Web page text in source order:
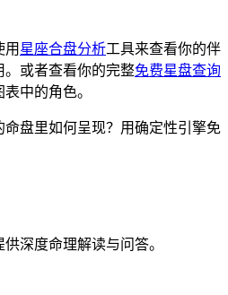
用 星座合盘分析工具来查看你的伴
。或者查看你的完整免费星盘查询
中的角色。
盘里如何呈现？用确定性引擎免
深度命理解读与问答。